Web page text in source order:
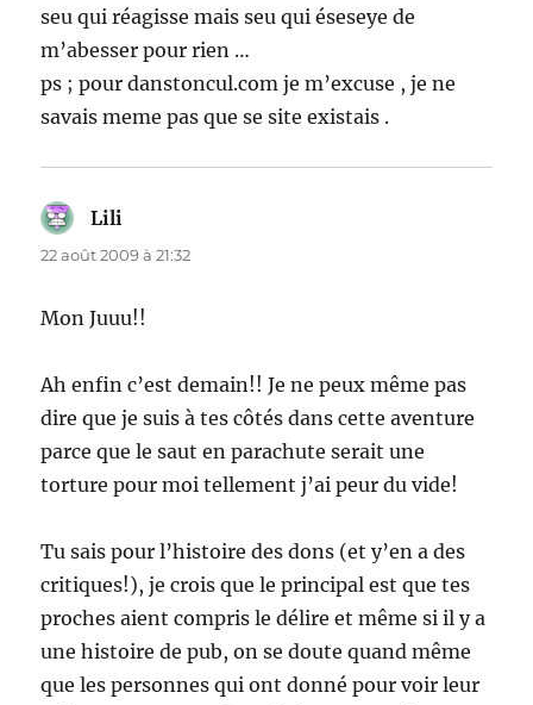
seu qui réagisse mais seu qui éseseye de
m’abesser pour rien …
ps ; pour danstoncul.com je m’excuse , je ne
savais meme pas que se site existais .
Lili
22 août 2009 à 21:32
Mon Juuu!!
Ah enfin c’est demain!! Je ne peux même pas
dire que je suis à tes côtés dans cette aventure
parce que le saut en parachute serait une
torture pour moi tellement j’ai peur du vide!
Tu sais pour l’histoire des dons (et y’en a des
critiques!), je crois que le principal est que tes
proches aient compris le délire et même si il y a
une histoire de pub, on se doute quand même
que les personnes qui ont donné pour voir leur